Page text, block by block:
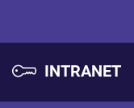
INTRANET